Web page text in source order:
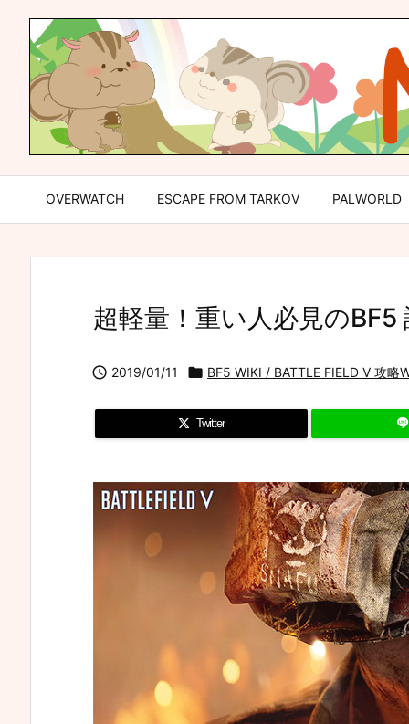
OVERWATCH ESCAPE FROM TARKOV PALWORLD
超軽量！重い人必見のBF5
 2019/01/11  BF5 WIKI / BATTLE FIELD V 攻略
Twitter